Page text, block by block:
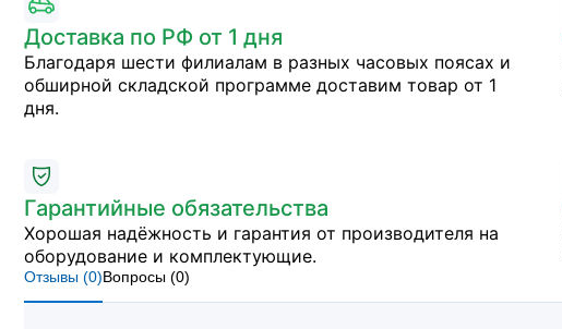
Доставка по РФ от 1 дня
Благодаря шести филиалам в разных часовых поясах и
обширной складской программе доставим товар от 1
дня.
Гарантийные обязательства
Хорошая надёжность и гарантия от производителя на
оборудование и комплектующие.
Отзывы (0)Вопросы (0)